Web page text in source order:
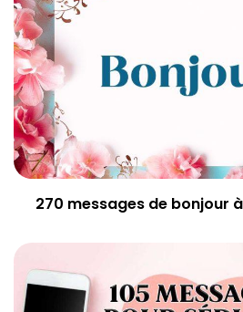
270 messages de bonjour